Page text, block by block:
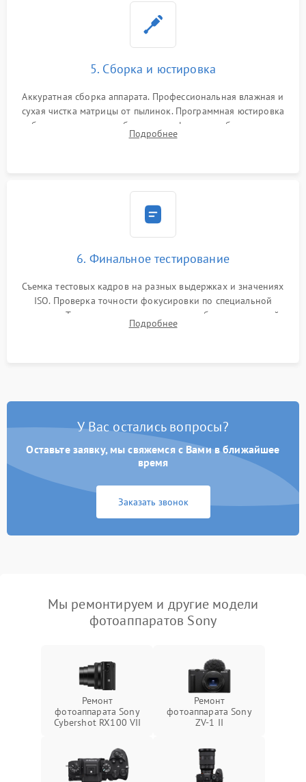
5. Сборка и юстировка
Аккуратная сборка аппарата. Профессиональная влажная и
сухая чистка матрицы от пылинок. Программная юстировка
рабочего отрезка, калибровка автофокуса, стабилизатора и
экспозамера с помощью сервисного ПО.
Подробнее
6. Финальное тестирование
Съемка тестовых кадров на разных выдержках и значениях
ISO. Проверка точности фокусировки по специальной
мишени. Тест записи на карту памяти, работы встроенной
вспышки, микрофона и всех кнопок управления.
Подробнее
У Вас остались вопросы?
Оставьте заявку, мы свяжемся с Вами в ближайшее
время
Заказать звонок
Мы ремонтируем и другие модели
фотоаппаратов Sony
Ремонт
фотоаппарата Sony
Cybershot RX100 VII
Ремонт
фотоаппарата Sony
ZV-1 II